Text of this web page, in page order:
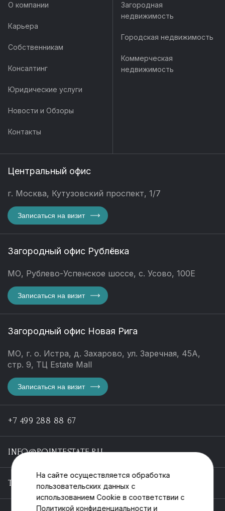
О компании
Карьера
Собственникам
Консалтинг
Юридические услуги
Новости и Обзоры
Контакты
Загородная
недвижимость
Городская недвижимость
Коммерческая
недвижимость
Центральный офис
г. Москва, Кутузовский проспект, 1/7
Записаться на визит
Загородный офис Рублёвка
МО, Рублево-Успенское шоссе, с. Усово, 100Е
Записаться на визит
Загородный офис Новая Рига
МО, г. о. Истра, д. Захарово, ул. Заречная, 45А,
стр. 9, ТЦ Estate Mall
Записаться на визит
+7 499 288 88 67
INFO@POINTESTATE.RU
TELEGRAM
На сайте осуществляется обработка
пользовательских данных с
использованием Cookie в соответствии с
Политикой конфиденциальности и